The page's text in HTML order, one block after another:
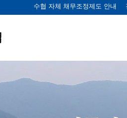
수협 자체 채무조정제도 안내